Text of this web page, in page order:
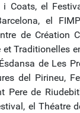
i Coats, el
el
de Création
Traditionelles
de Les
del Pirineu,
Pere de
el Théatre